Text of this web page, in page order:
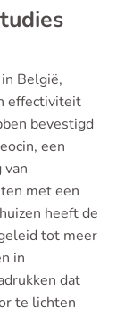
België,
effectiviteit
bevestigd
een
met een
heeft de
tot meer
in
dat
te lichten